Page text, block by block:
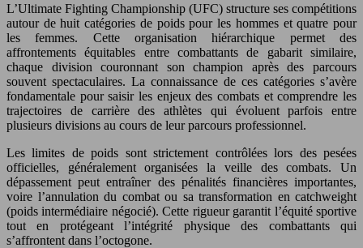
L’Ultimate Fighting Championship (UFC) structure ses compétitions
autour de huit catégories de poids pour les hommes et quatre pour
les femmes. Cette organisation hiérarchique permet des
affrontements équitables entre combattants de gabarit similaire,
chaque division couronnant son champion après des parcours
souvent spectaculaires. La connaissance de ces catégories s’avère
fondamentale pour saisir les enjeux des combats et comprendre les
trajectoires de carrière des athlètes qui évoluent parfois entre
plusieurs divisions au cours de leur parcours professionnel.
Les limites de poids sont strictement contrôlées lors des pesées
officielles, généralement organisées la veille des combats. Un
dépassement peut entraîner des pénalités financières importantes,
voire l’annulation du combat ou sa transformation en catchweight
(poids intermédiaire négocié). Cette rigueur garantit l’équité sportive
tout en protégeant l’intégrité physique des combattants qui
s’affrontent dans l’octogone.